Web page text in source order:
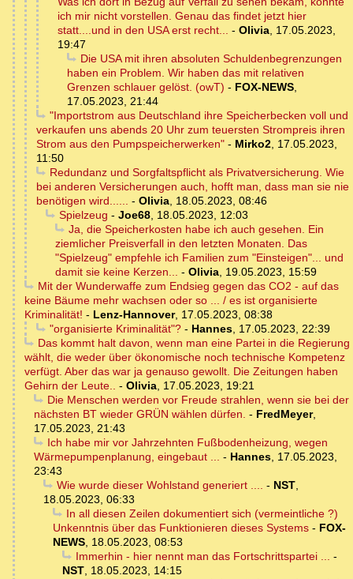
ich mir nicht vorstellen. Genau das findet jetzt hier
statt....und in den USA erst recht... - Olivia, 17.05.2023,
19:47
Die USA mit ihren absoluten Schuldenbegrenzungen
haben ein Problem. Wir haben das mit relativen
Grenzen schlauer gelöst. (owT) - FOX-NEWS,
17.05.2023, 21:44
"Importstrom aus Deutschland ihre Speicherbecken voll und
verkaufen uns abends 20 Uhr zum teuersten Strompreis ihren
Strom aus den Pumpspeicherwerken" - Mirko2, 17.05.2023,
11:50
Redundanz und Sorgfaltspflicht als Privatversicherung. Wie
bei anderen Versicherungen auch, hofft man, dass man sie nie
benötigen wird...... - Olivia, 18.05.2023, 08:46
Spielzeug - Joe68, 18.05.2023, 12:03
Ja, die Speicherkosten habe ich auch gesehen. Ein
ziemlicher Preisverfall in den letzten Monaten. Das
"Spielzeug" empfehle ich Familien zum "Einsteigen"... und
damit sie keine Kerzen... - Olivia, 19.05.2023, 15:59
Mit der Wunderwaffe zum Endsieg gegen das CO2 - auf das
keine Bäume mehr wachsen oder so ... / es ist organisierte
Kriminalität! - Lenz-Hannover, 17.05.2023, 08:38
"organisierte Kriminalität"?- Hannes, 17.05.2023, 22:39
Das kommt halt davon, wenn man eine Partei in die Regierung
wählt, die weder über ökonomische noch technische Kompetenz
verfügt. Aber das war ja genauso gewollt. Die Zeitungen haben
Gehirn der Leute.. - Olivia, 17.05.2023, 19:21
Die Menschen werden vor Freude strahlen, wenn sie bei der
nächsten BT wieder GRÜN wählen dürfen. - FredMeyer,
17.05.2023, 21:43
Ich habe mir vor Jahrzehnten Fußbodenheizung, wegen
Wärmepumpenplanung, eingebaut ... - Hannes, 17.05.2023,
23:43
Wie wurde dieser Wohlstand generiert .... - NST,
18.05.2023, 06:33
In all diesen Zeilen dokumentiert sich (vermeintliche ?)
Unkenntnis über das Funktionieren dieses Systems - FOX-
NEWS, 18.05.2023, 08:53
Immerhin - hier nennt man das Fortschrittspartei ... -
NST, 18.05.2023, 14:15